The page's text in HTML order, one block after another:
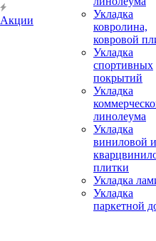
Акции
Укладка
ковролина,
ковровой
Укладка
спортивных
покрытий
Укладка
линолеума
Укладка
виниловой и
плитки
Укладка
Укладка
паркетной